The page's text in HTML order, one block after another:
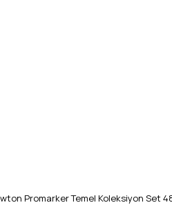
Promarker Temel Koleksiyon Set